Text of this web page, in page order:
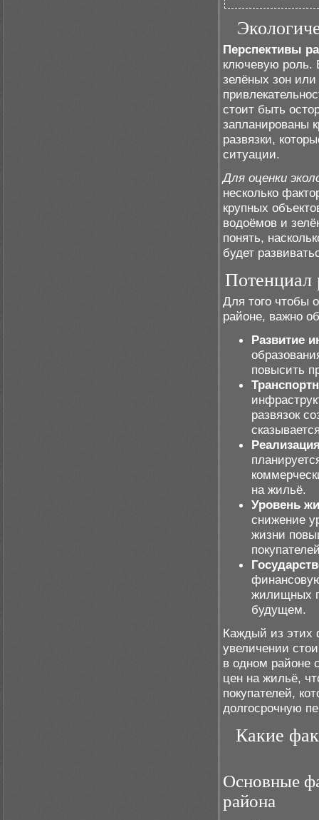
Перспективы
ключевую роль.
зелёных зон
стоит быть
запланированы
развязки,
ситуации.
Для оценки
несколько
крупных
водоёмов и
понять,
будет
Потенциал
Для того чтобы
районе, важно
Развитие
повысить
развязок
на жильё.
Уровень
снижение
жизни
жилищных
будущем.
Каждый из этих
увеличении
в одном районе
цен на жильё,
покупателей,
долгосрочную
Какие
Основные
района